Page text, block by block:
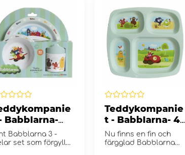
Babblarna-
3 delar
Babblarna 3 -
set som förgyller
Teddykompanie
t - Babblarna- 4-
facks tallrik
Nu finns en fin och
färgglad Babblarna